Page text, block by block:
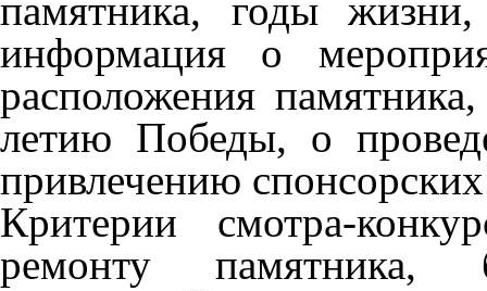
памятника, годы
информация о
расположения
летию Победы, о
привлечению
Критерии смотра-
ремонту памятника,